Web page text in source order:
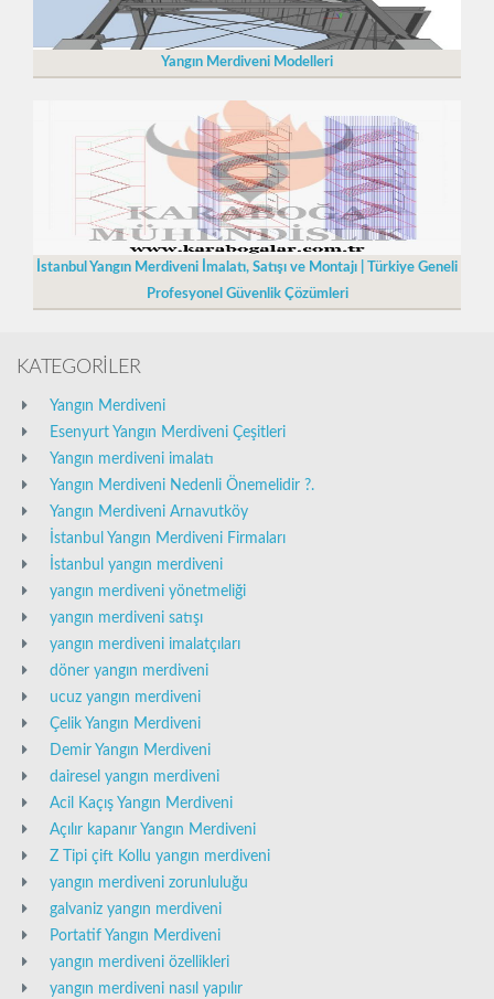
Yangın Merdiveni Modelleri
İstanbul Yangın Merdiveni İmalatı, Satışı ve Montajı | Türkiye Geneli
Profesyonel Güvenlik Çözümleri
KATEGORİLER
Yangın Merdiveni
Esenyurt Yangın Merdiveni Çeşitleri
Yangın merdiveni imalatı
Yangın Merdiveni Nedenli Önemelidir ?.
Yangın Merdiveni Arnavutköy
İstanbul Yangın Merdiveni Firmaları
İstanbul yangın merdiveni
yangın merdiveni yönetmeliği
yangın merdiveni satışı
yangın merdiveni imalatçıları
döner yangın merdiveni
ucuz yangın merdiveni
Çelik Yangın Merdiveni
Demir Yangın Merdiveni
dairesel yangın merdiveni
Acil Kaçış Yangın Merdiveni
Açılır kapanır Yangın Merdiveni
Z Tipi çift Kollu yangın merdiveni
yangın merdiveni zorunluluğu
galvaniz yangın merdiveni
Portatif Yangın Merdiveni
yangın merdiveni özellikleri
yangın merdiveni nasıl yapılır